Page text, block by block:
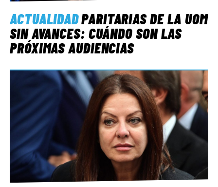
ACTUALIDADPARITARIAS DE LA UOM
SIN AVANCES: CUÁNDO SON LAS
PRÓXIMAS AUDIENCIAS